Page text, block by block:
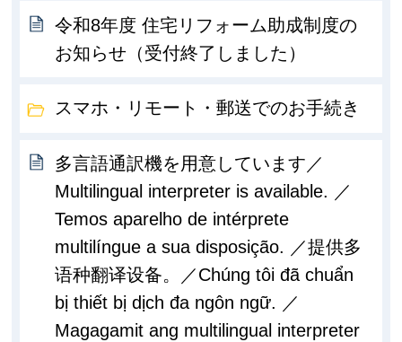
令和8年度 住宅リフォーム助成制度の
お知らせ（受付終了しました）
スマホ・リモート・郵送でのお手続き
多言語通訳機を用意しています／
Multilingual interpreter is available. ／
Temos aparelho de intérprete
multilíngue a sua disposição. ／提供多
语种翻译设备。／Chúng tôi đã chuẩn
bị thiết bị dịch đa ngôn ngữ. ／
Magagamit ang multilingual interpreter